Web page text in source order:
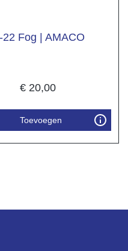
22 Fog | AMACO
€ 20,00
Toevoegen